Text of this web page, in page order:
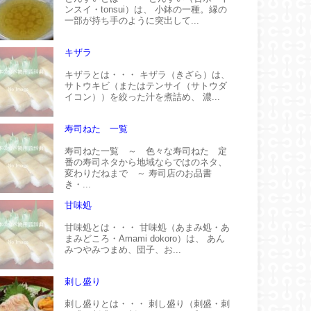
ンスイ・tonsui）は、 小鉢の一種。縁の
一部が持ち手のように突出して...
キザラ
キザラとは・・・ キザラ（きざら）は、
サトウキビ（またはテンサイ（サトウダ
イコン））を絞った汁を煮詰め、 濃...
寿司ねた 一覧
寿司ねた一覧 ～ 色々な寿司ねた 定
番の寿司ネタから地域ならではのネタ、
変わりだねまで ～ 寿司店のお品書
き・...
甘味処
甘味処とは・・・ 甘味処（あまみ処・あ
まみどころ・Amami dokoro）は、 あん
みつやみつまめ、団子、お...
刺し盛り
刺し盛りとは・・・ 刺し盛り（刺盛・刺